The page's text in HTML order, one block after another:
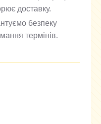
доставку.
безпеку
термінів.